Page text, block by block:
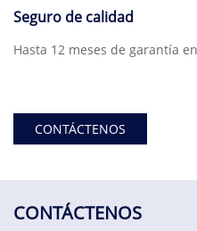
Seguro de calidad
Hasta 12 meses de garantía
CONTÁCTENOS
CONTÁCTENOS